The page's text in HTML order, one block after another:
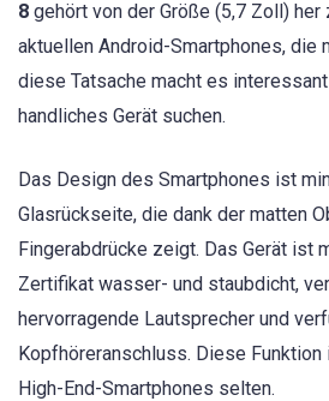
8 gehört von der Größe (5,7 Zoll)
aktuellen Android-Smartphones, die
diese Tatsache macht es
handliches Gerät suchen.
Das Design des Smartphones ist
Glasrückseite, die dank der matten
Fingerabdrücke zeigt. Das Gerät ist
Zertifikat wasser- und staubdicht,
hervorragende Lautsprecher und
Kopfhöreranschluss. Diese
High-End-Smartphones selten.